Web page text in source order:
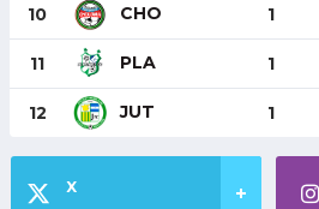
10 CHO 1
11 PLA 1
12 JUT 1
X